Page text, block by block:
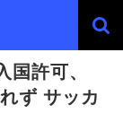
許可、
ず サッカ